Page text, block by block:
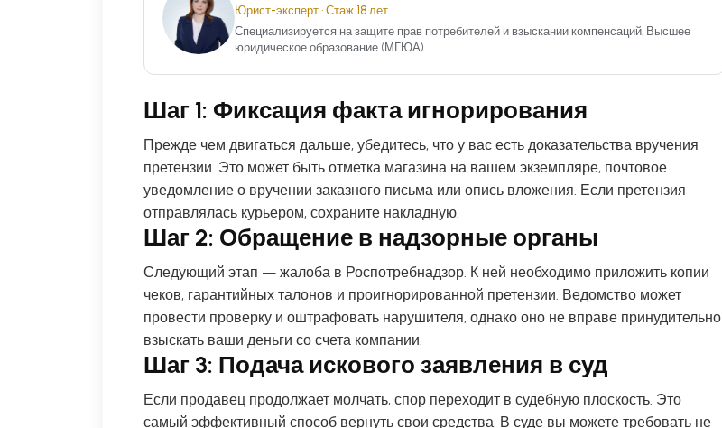
Юрист-эксперт • Стаж 18 лет
Специализируется на защите прав потребителей и взыскании компенсаций. Высшее
юридическое образование (МГЮА).
Шаг 1: Фиксация факта игнорирования
Прежде чем двигаться дальше, убедитесь, что у вас есть доказательства вручения
претензии. Это может быть отметка магазина на вашем экземпляре, почтовое
уведомление о вручении заказного письма или опись вложения. Если претензия
отправлялась курьером, сохраните накладную.
Шаг 2: Обращение в надзорные органы
Следующий этап — жалоба в Роспотребнадзор. К ней необходимо приложить копии
чеков, гарантийных талонов и проигнорированной претензии. Ведомство может
провести проверку и оштрафовать нарушителя, однако оно не вправе принудительно
взыскать ваши деньги со счета компании.
Шаг 3: Подача искового заявления в суд
Если продавец продолжает молчать, спор переходит в судебную плоскость. Это
самый эффективный способ вернуть свои средства. В суде вы можете требовать не